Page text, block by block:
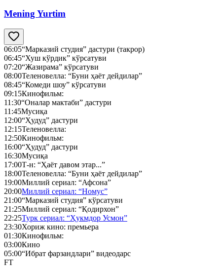
Mening Yurtim
06:05“Марказий студия” дастури (такрор)
06:45“Хуш кўрдик” кўрсатуви
07:20“Жазирама” кўрсатуви
08:00Теленовелла: “Буни ҳаёт дейдилар”
08:45“Комеди шоу” кўрсатуви
09:15Кинофильм:
11:30“Оналар мактаби” дастури
11:45Мусиқа
12:00“Ҳудуд” дастури
12:15Теленовелла:
12:50Кинофильм:
16:00“Ҳудуд” дастури
16:30Мусиқа
17:00Т-н: “Ҳаёт давом этар...”
18:00Теленовелла: “Буни ҳаёт дейдилар”
19:00Миллий сериал: “Афсона”
20:00Миллий сериал: “Номус”
21:00“Марказий студия” кўрсатуви
21:25Миллий сериал: “Қодирхон”
22:25Турк сериал: “Ҳукмдор Усмон”
23:30Хориж кино: премьера
01:30Кинофильм:
03:00Кино
05:00“Ибрат фарзандлари” видеодарс
FT